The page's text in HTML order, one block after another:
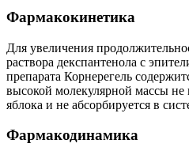
Фармакокинетика
Для увеличения
раствора декспантенола с
препарата Корнерегель
высокой молекулярной массы не
яблока и не абсорбируется в
Фармакодинамика